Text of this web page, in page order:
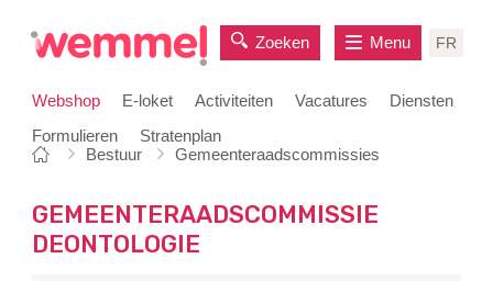
Webshop E-loket Activiteiten Vacatures
Diensten
Formulieren
Stratenplan
Zoeken FR
Menu
Je
hier:
Startpagina
Bestuur Gemeenteraadscommissies
GEMEENTERAADSCOMMISSIE
DEONTOLOGIE